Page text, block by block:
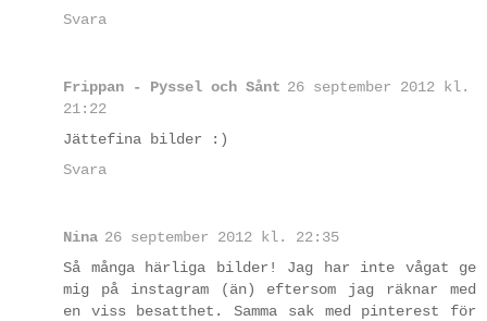
Svara
Frippan - Pyssel och Sånt 26 september 2012 kl.
21:22
Jättefina bilder :)
Svara
Nina 26 september 2012 kl. 22:35
Så många härliga bilder! Jag har inte vågat ge
mig på instagram (än) eftersom jag räknar med
en viss besatthet. Samma sak med pinterest för